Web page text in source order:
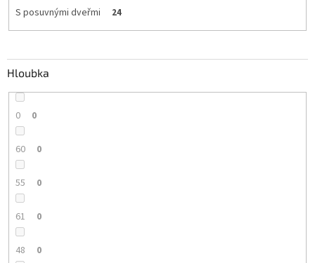
S posuvnými dveřmi 24
Hloubka
0 0
60 0
55 0
61 0
48 0